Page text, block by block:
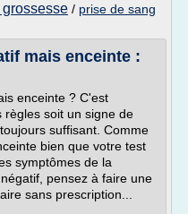
/ prise de sang
mais enceinte :
enceinte ? C'est
règles soit un signe de
suffisant. Comme
bien que votre test
symptômes de la
pensez à faire une
sans prescription...